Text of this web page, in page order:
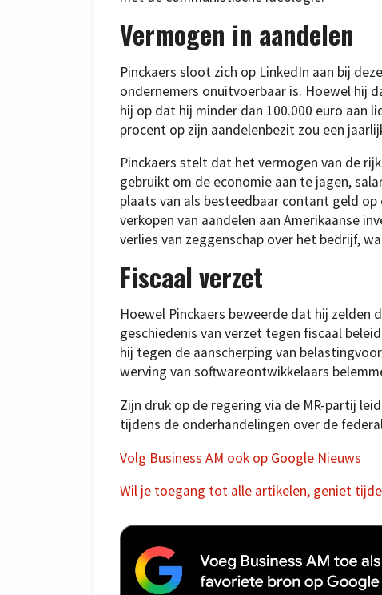
Vermogen in aandelen
Pinckaers sloot zich op LinkedIn aan bij
ondernemers onuitvoerbaar is. Hoewel hij
hij op dat hij minder dan 100.000 euro aan
procent op zijn aandelenbezit zou een
Pinckaers stelt dat het vermogen van de
gebruikt om de economie aan te jagen,
plaats van als besteedbaar contant geld
verkopen van aandelen aan Amerikaanse
verlies van zeggenschap over het bedrijf,
Fiscaal verzet
Hoewel Pinckaers beweerde dat hij zelden
geschiedenis van verzet tegen fiscaal
hij tegen de aanscherping van
werving van softwareontwikkelaars
Zijn druk op de regering via de MR-partij
tijdens de onderhandelingen over de
Volg Business AM ook op Google Nieuws
Wil je toegang tot alle artikelen, geniet